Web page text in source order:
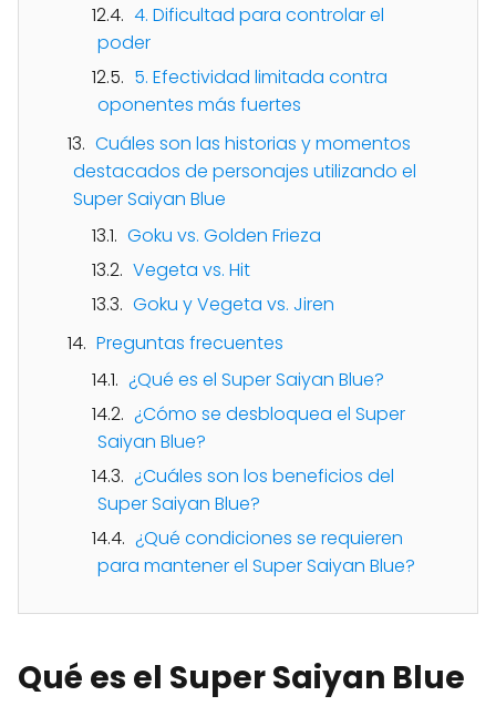
4. Dificultad para controlar el
poder
5. Efectividad limitada contra
oponentes más fuertes
Cuáles son las historias y momentos
destacados de personajes utilizando el
Super Saiyan Blue
Goku vs. Golden Frieza
Vegeta vs. Hit
Goku y Vegeta vs. Jiren
Preguntas frecuentes
¿Qué es el Super Saiyan Blue?
¿Cómo se desbloquea el Super
Saiyan Blue?
¿Cuáles son los beneficios del
Super Saiyan Blue?
¿Qué condiciones se requieren
para mantener el Super Saiyan Blue?
Qué es el Super Saiyan Blue